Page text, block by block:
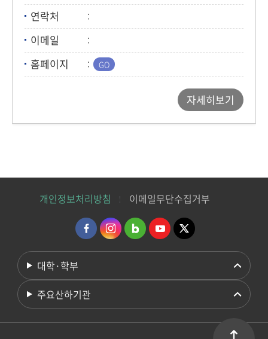
연락처
이메일
홈페이지
자세히보기
개인정보처리방침 이메일무단수집거부
대학·학부
주요산하기관